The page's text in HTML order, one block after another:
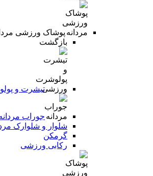
پوشاک ورزشی
بازگشت
تیشرت و
جوراب
شلوار و شلوارک
گرمکن
رکابی ورزشی